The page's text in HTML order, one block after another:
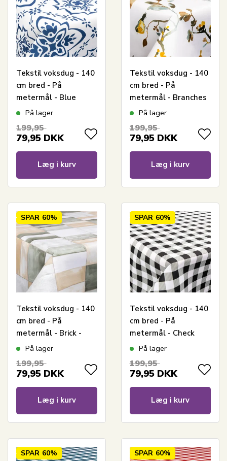
Tekstil voksdug - 140
cm bred - På
metermål - Blue
Pattern - Voksdug
På lager
199,95
79,95 DKK
Læg i kurv
Tekstil voksdug - 140
cm bred - På
metermål - Branches
And Birds - Voksdug
På lager
199,95
79,95 DKK
Læg i kurv
SPAR 60%
Tekstil voksdug - 140
cm bred - På
metermål - Brick -
Voksdug med
På lager
199,95
79,95 DKK
Læg i kurv
SPAR 60%
Tekstil voksdug - 140
cm bred - På
metermål - Check
Black - Voksdug med
På lager
199,95
79,95 DKK
Læg i kurv
SPAR 60% SPAR 60%